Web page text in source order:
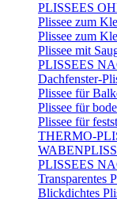
PLISSEES
Plissee zum
Plissee zum
Plissee mit
PLISSEES
Dachfenster-
Plissee für
Plissee für
Plissee für
THERMO-
PLISSEES
Transparentes
Blickdichtes